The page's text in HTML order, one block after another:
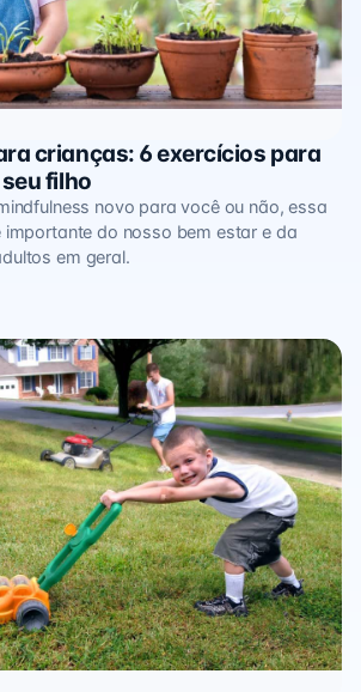
crianças: 6 exercícios para
filho
novo para você ou não, essa
do nosso bem estar e da
em geral.